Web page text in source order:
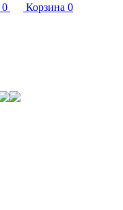
0 Корзина 0